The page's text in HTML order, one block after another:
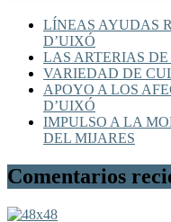
LÍNEAS AYUDAS
D’UIXÓ
LAS ARTERIAS
VARIEDAD DE
APOYO A LOS
D’UIXÓ
IMPULSO A LA
DEL MIJARES
Comentarios